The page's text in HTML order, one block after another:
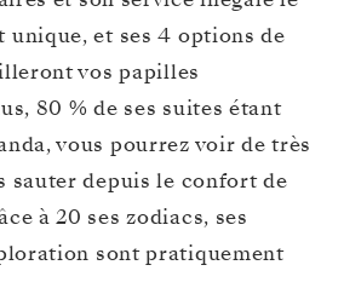
unique, et ses 4 options de
vos papilles
80 % de ses suites étant
vous pourrez voir de très
sauter depuis le confort de
à 20 ses zodiacs, ses
sont pratiquement